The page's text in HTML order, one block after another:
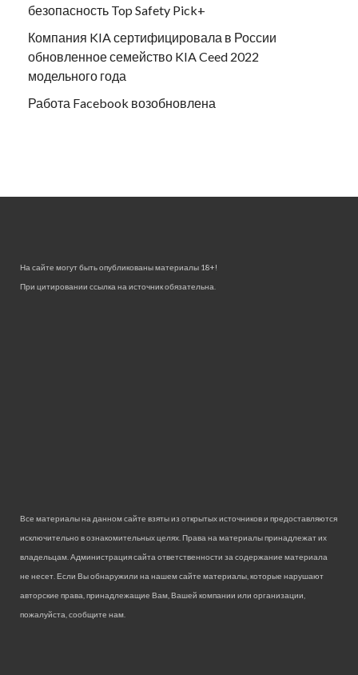
безопасность Top Safety Pick+
Компания KIA сертифицировала в России
обновленное семейство KIA Ceed 2022
модельного года
Работа Facebook возобновлена
На сайте могут быть опубликованы материалы 18+!
При цитировании ссылка на источник обязательна.
Все материалы на данном сайте взяты из открытых источников и предоставляются
исключительно в ознакомительных целях. Права на материалы принадлежат их
владельцам. Администрация сайта ответственности за содержание материала
не несет. Если Вы обнаружили на нашем сайте материалы, которые нарушают
авторские права, принадлежащие Вам, Вашей компании или организации,
пожалуйста, сообщите нам.